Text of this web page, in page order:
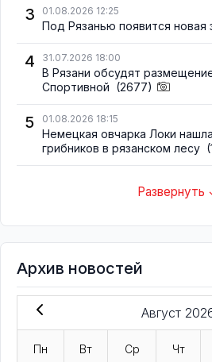
3 01.08.2026 12:25
Под Рязанью появится новая
4 31.07.2026 18:00
В Рязани обсудят
Спортивной (2677)
5 01.08.2026 18:15
Немецкая овчарка Локи
грибников в рязанском лесу
Развернуть
Архив новостей
Август
Пн Вт Ср Чт